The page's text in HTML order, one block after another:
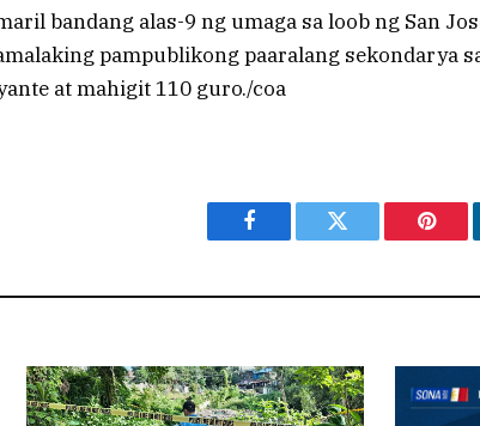
bandang alas-9 ng umaga sa loob ng San
pampublikong paaralang sekondarya
at mahigit 110 guro./coa
Facebook Twitter